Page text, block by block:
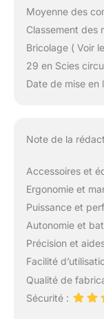
Moyenne des
Classement des
Bricolage ( Voir
29 en Scies
Date de mise en
Note de la
Accessoires et
Ergonomie et
Puissance et
Autonomie et
Précision et
Facilité
Qualité de
Sécurité :